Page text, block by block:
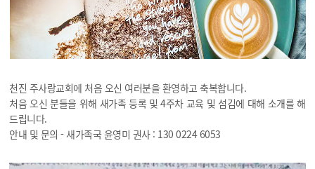
천진 주사랑교회에 처음 오신 여러분을 환영하고 축복합니다.
처음 오신 분들을 위해 새가족 등록 및 4주차 교육 및 섬김에 대해 소개를 해
드립니다.
안내 및 문의 - 새가족국 윤영미 권사 : 130 0224 6053